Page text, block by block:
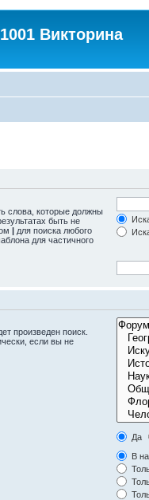
Викторина
слова, которые должны
быть не
| для поиска любого
для частичного
произведен поиск.
если вы не
Да
В